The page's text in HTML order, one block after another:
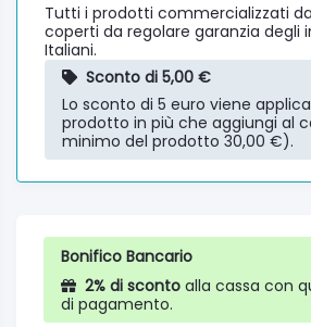
Tutti i prodotti commercializzati da
coperti da regolare garanzia degli
Italiani.
Sconto di 5,00 €
Lo sconto di 5 euro viene
prodotto in più che aggiungi al
minimo del prodotto 30,00 €).
Bonifico Bancario
2% di sconto alla cassa con
di pagamento.